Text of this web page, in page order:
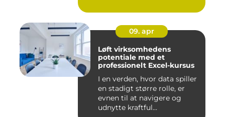
09. apr
Løft virksomhedens
potentiale med et
professionelt Excel-kursus
I en verden, hvor data spiller
en stadigt større rolle, er
evnen til at navigere og
udnytte kraftful...